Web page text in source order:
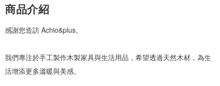
商品介紹
感謝您造訪 Achio&plus。
我們專注於手工製作木製家具與生活用品，希望透過天然木材，為生
活增添更多溫暖與美感。